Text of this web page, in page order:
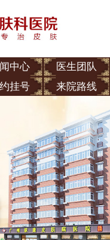
中心
医生团队
挂号 来院路线